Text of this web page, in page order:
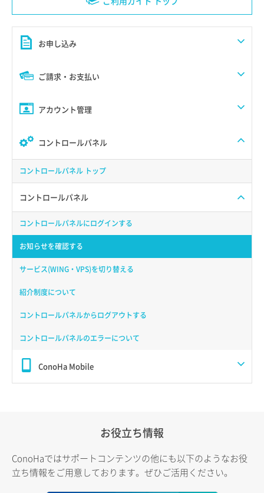
お申し込み
ご請求・お支払い
アカウント管理
コントロールパネル
コントロールパネル トップ
コントロールパネル
コントロールパネルにログインする
お知らせを確認する
サービス(WING・VPS)を切り替える
紹介制度について
コントロールパネルからログアウトする
コントロールパネルのエラーについて
ConoHa Mobile
お役立ち情報
ConoHaではサポートコンテンツの他にも以下のようなお役
立ち情報をご用意しております。ぜひご活用ください。